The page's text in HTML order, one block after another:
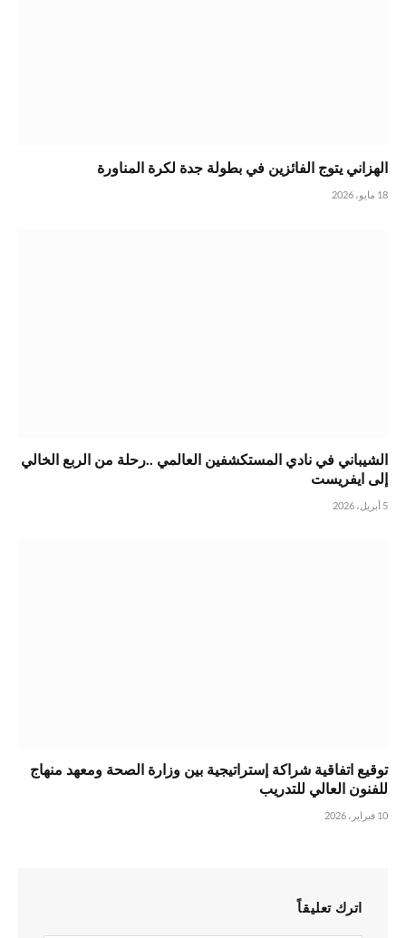
الهزاني يتوج الفائزين في بطولة جدة لكرة المناورة
18 مايو، 2026
الشيباني في نادي المستكشفين العالمي ..رحلة من الربع الخالي
إلى ايفريست
5 أبريل، 2026
توقيع اتفاقية شراكة إستراتيجية بين وزارة الصحة ومعهد منهاج
للفنون العالي للتدريب
10 فبراير، 2026
اترك تعليقاً